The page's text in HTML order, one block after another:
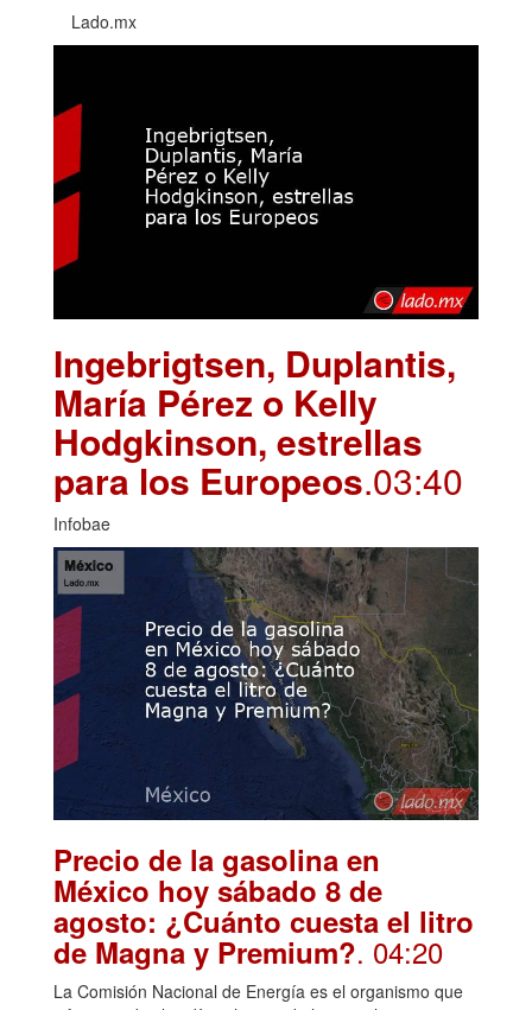
Lado.mx
Ingebrigtsen, Duplantis,
María Pérez o Kelly
Hodgkinson, estrellas
para los Europeos.03:40
Infobae
Precio de la gasolina en
México hoy sábado 8 de
agosto: ¿Cuánto cuesta el litro
de Magna y Premium?. 04:20
La Comisión Nacional de Energía es el organismo que